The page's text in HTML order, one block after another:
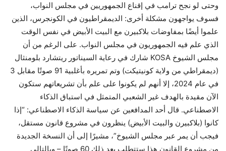
وحتى لو نجح ترامب في إقناع الجمهوريين في مجلس النواب،
فسوف يواجهون مشكلة أخرى: الديمقراطيون في الكونجرس، الذين
علموا أيضًا بمفاوضات بلاكبيرن مع البيت الأبيض في نفس الوقت
الذي علم فيه الجمهوريون في مجلس النواب. على الرغم من أن
مجلس الشيوخ KOSA شارك في رعاية السيناتور ريتشارد بلومنثال
(ديمقراطي من ولاية كونيتيكت) وتم تمريره بأغلبية 91 صوتًا مقابل 3
في عام 2024، إلا أنهم لم يكونوا على علم بأن تشريعاتهم ستكون
الآن مقيدة بالهدف غير الشعبي المتمثل في استباق الذكاء
الاصطناعي. قال أحد المدافعين عن سياسة الذكاء الاصطناعي: “إذا
كانوا (بلاكبيرن والبيت الأبيض) ينظرون في مشروع قانون مستقل،
فيجب أن يمر عبر مجلس الشيوخ”، مشيرًا إلى أن النسخة الجديدة
من مشروع القانون هذا ستتطلب بعد ذلك 60 صوتًا – وبالتالي